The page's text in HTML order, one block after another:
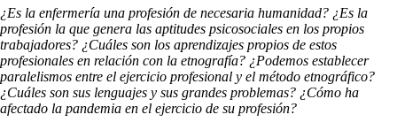
¿Es la enfermería una profesión de necesaria humanidad? ¿Es la
profesión la que genera las aptitudes psicosociales en los propios
trabajadores? ¿Cuáles son los aprendizajes propios de estos
profesionales en relación con la etnografía? ¿Podemos establecer
paralelismos entre el ejercicio profesional y el método etnográfico?
¿Cuáles son sus lenguajes y sus grandes problemas? ¿Cómo ha
afectado la pandemia en el ejercicio de su profesión?